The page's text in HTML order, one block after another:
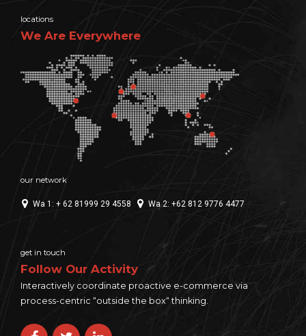
locations
We Are Everywhere
our network
Wa 1: + 62 81999 29 4558 Wa 2: +62 812 9776 4477
get in touch
Follow Our Activity
Interactively coordinate proactive e-commerce via
process-centric “outside the box“ thinking.